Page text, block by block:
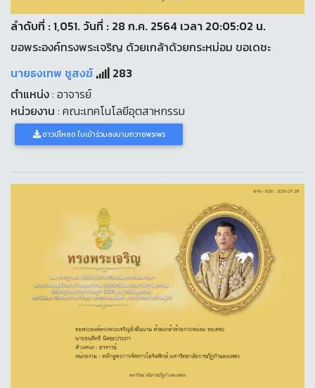
ลำดับที่ : 1,051. วันที่ : 28 ก.ค. 2564 เวลา 20:05:02 น.
ขอพระองค์ทรงพระเจริญ ด้วยเกล้าด้วยกระหม่อม ขอเดชะ
นายธงเทพ ชูสงฆ์
283
ตำแหน่ง: อาจารย์
หน่วยงาน : คณะเทคโนโลยีอุตสาหกรรม
ดาวน์โหลด ใบเข้าร่วมลงนามถวายพระพร